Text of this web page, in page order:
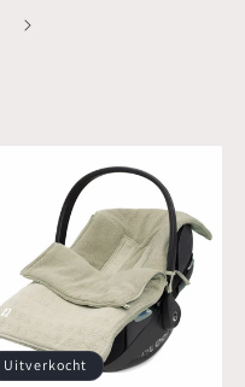
Uitverkocht